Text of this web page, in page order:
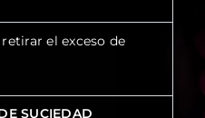
el exceso de
SUCIEDAD